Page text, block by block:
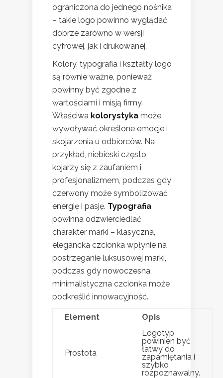
ograniczona do jednego nośnika
– takie logo powinno wyglądać
dobrze zarówno w wersji
cyfrowej, jak i drukowanej.
Kolory, typografia i kształty logo
są równie ważne, ponieważ
powinny być zgodne z
wartościami i misją firmy.
Właściwa kolorystyka może
wywoływać określone emocje i
skojarzenia u odbiorców. Na
przykład, niebieski często
kojarzy się z zaufaniem i
profesjonalizmem, podczas gdy
czerwony może symbolizować
energię i pasję. Typografia
powinna odzwierciedlać
charakter marki – klasyczna,
elegancka czcionka wpłynie na
postrzeganie luksusowej marki,
podczas gdy nowoczesna,
minimalistyczna czcionka może
podkreślić innowacyjność.
Element Opis
Prostota
Logotyp
powinien być
łatwy do
zapamiętania i
szybko
rozpoznawalny.